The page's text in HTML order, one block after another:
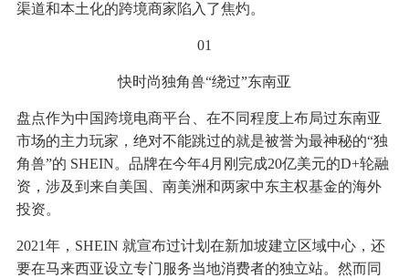
渠道和本土化的跨境商家陷入了焦灼。
01
快时尚独角兽“绕过”东南亚
盘点作为中国跨境电商平台、在不同程度上布局过东南亚
市场的主力玩家，绝对不能跳过的就是被誉为最神秘的“独
角兽”的 SHEIN。品牌在今年4月刚完成20亿美元的D+轮融
资，涉及到来自美国、南美洲和两家中东主权基金的海外
投资。
2021年，SHEIN 就宣布过计划在新加坡建立区域中心，还
要在马来西亚设立专门服务当地消费者的独立站。然而同